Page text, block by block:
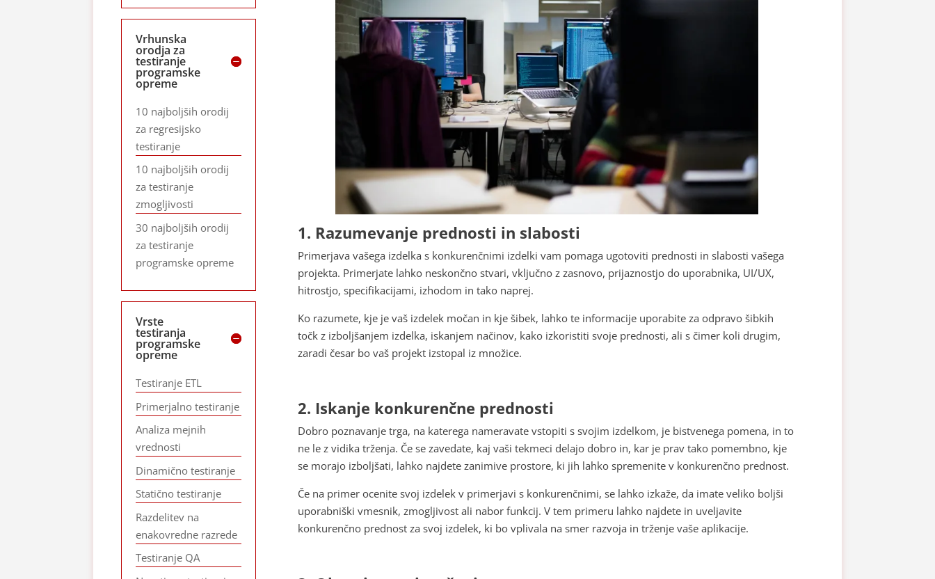
1. Razumevanje prednosti in slabosti
Primerjava vašega izdelka s konkurenčnimi izdelki vam pomaga ugotoviti prednosti in slabosti vašega
projekta. Primerjate lahko neskončno stvari, vključno z zasnovo, prijaznostjo do uporabnika, UI/UX,
hitrostjo, specifikacijami, izhodom in tako naprej.
Ko razumete, kje je vaš izdelek močan in kje šibek, lahko te informacije uporabite za odpravo šibkih
točk z izboljšanjem izdelka, iskanjem načinov, kako izkoristiti svoje prednosti, ali s čimer koli drugim,
zaradi česar bo vaš projekt izstopal iz množice.
2. Iskanje konkurenčne prednosti
Dobro poznavanje trga, na katerega nameravate vstopiti s svojim izdelkom, je bistvenega pomena, in to
ne le z vidika trženja. Če se zavedate, kaj vaši tekmeci delajo dobro in, kar je prav tako pomembno, kje
se morajo izboljšati, lahko najdete zanimive prostore, ki jih lahko spremenite v konkurenčno prednost.
Če na primer ocenite svoj izdelek v primerjavi s konkurenčnimi, se lahko izkaže, da imate veliko boljši
uporabniški vmesnik, zmogljivost ali nabor funkcij. V tem primeru lahko najdete in uveljavite
konkurenčno prednost za svoj izdelek, ki bo vplivala na smer razvoja in trženje vaše aplikacije.
Vrhunska
orodja za
testiranje
programske
opreme
10 najboljših orodij
za regresijsko
testiranje
10 najboljših orodij
za testiranje
zmogljivosti
30 najboljših orodij
za testiranje
programske opreme
Vrste
testiranja
programske
opreme
Testiranje ETL
Primerjalno testiranje
Analiza mejnih
vrednosti
Dinamično testiranje
Statično testiranje
Razdelitev na
enakovredne razrede
Testiranje QA